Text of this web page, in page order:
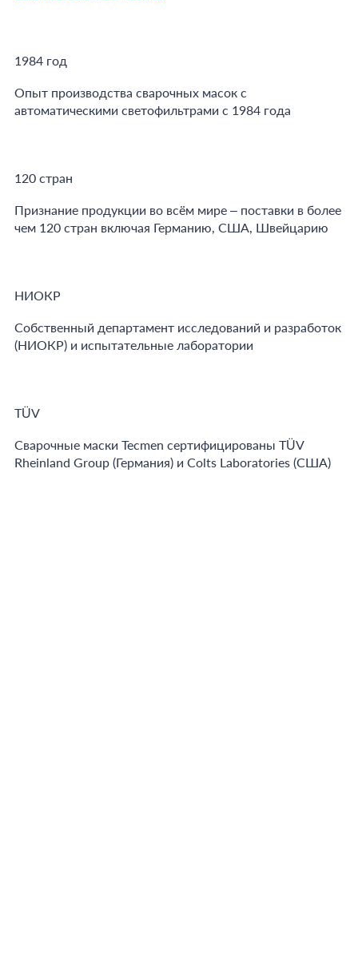
1984 год
Опыт производства сварочных масок с
автоматическими светофильтрами с 1984 года
120 стран
Признание продукции во всём мире – поставки в более
чем 120 стран включая Германию, США, Швейцарию
НИОКР
Собственный департамент исследований и разработок
(НИОКР) и испытательные лаборатории
TÜV
Сварочные маски Tecmen сертифицированы TÜV
Rheinland Group (Германия) и Colts Laboratories (США)